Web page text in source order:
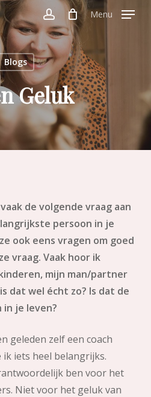
account
Menu
Blogs
Geluk
de volgende vraag aan
persoon in je
ook eens vragen om goed
vraag. Vaak hoor ik
mijn man/partner
dat wel écht zo? Is dat de
je leven?
geleden zelf een coach
iets heel belangrijks.
ben voor het
Niet voor het geluk van